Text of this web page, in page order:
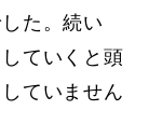
た。続い
ていくと頭
ていません